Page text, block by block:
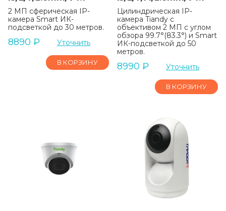
2 МП сферическая IP-
камера Smart ИК-
подсветкой до 30 метров.
8890 ₽ Уточнить
В КОРЗИНУ
Цилиндрическая IP-
камера Tiandy с
объективом 2 МП с углом
обзора 99.7°(83.3°) и Smart
ИК-подсветкой до 50
метров.
8990 ₽ Уточнить
В КОРЗИНУ